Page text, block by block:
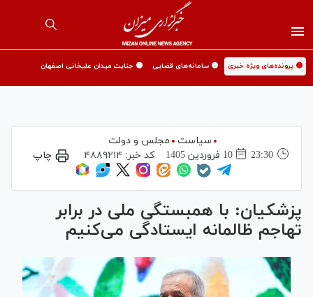
🟡 پرونده‌های ویژه خبری 🟡 سامانه‌های قضایی 🟡 جنایت میدان علیخانی اصفهان
سیاست
مجلس و دولت
23:30
10 فروردين 1405 کد خبر: ۴۸۸۹۲۱۴ چاپ
پزشکیان: با همبستگی ملی در برابر
تهاجم ظالمانه ایستادگی می‌کنیم